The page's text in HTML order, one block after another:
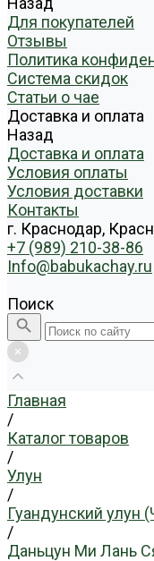
Для покупателей
Отзывы
Политика
Система скидок
Статьи о чае
Доставка и оплата
Назад
Доставка и оплата
Условия оплаты
Условия доставки
Контакты
г. Краснодар,
+7 (989) 210-38-86
Info@babukachay.ru
Поиск
Главная
/
Каталог товаров
/
Улун
/
Гуандунский улун
/
Даньцун Ми Лань